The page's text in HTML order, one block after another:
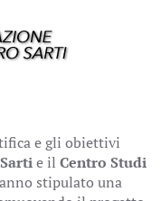
e gli obiettivi
e il Centro Studi
stipulato una